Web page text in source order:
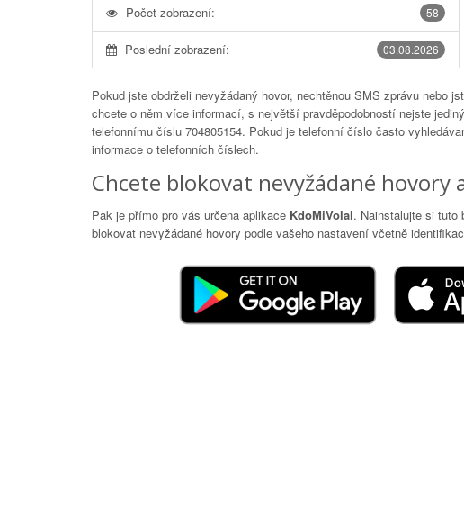
58
Počet zobrazení:
03.08.2026
Poslední zobrazení:
Pokud jste obdrželi nevyžádaný hovor, nechtěnou SMS zprávu nebo
chcete o něm více informací, s největší pravděpodobností nejste
telefonnímu číslu 704805154. Pokud je telefonní číslo často
informace o telefonních číslech.
Chcete blokovat nevyžádané hovory
Pak je přímo pro vás určena aplikace KdoMiVolal. Nainstalujte si tuto
blokovat nevyžádané hovory podle vašeho nastavení včetně